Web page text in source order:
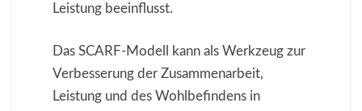
Leistung beeinflusst.
Das SCARF-Modell kann als Werkzeug zur
Verbesserung der Zusammenarbeit,
Leistung und des Wohlbefindens in